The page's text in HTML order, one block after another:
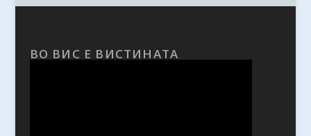
ВО ВИС Е ВИСТИНАТА